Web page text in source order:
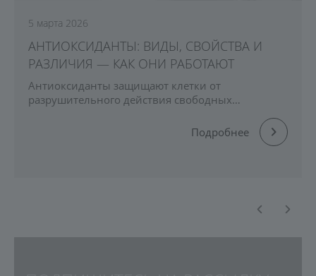
5 марта 2026
АНТИОКСИДАНТЫ: ВИДЫ, СВОЙСТВА И
РАЗЛИЧИЯ — КАК ОНИ РАБОТАЮТ
Антиоксиданты защищают клетки от
разрушительного действия свободных
разбираем их виды, механизмы действия и
влияние на кожу и весь организм.
Подробнее